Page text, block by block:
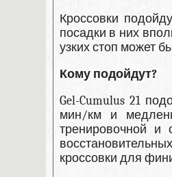
Кроссовки
посадки в них
узких стоп может
Кому подойдут?
Gel-Cumulus 21
мин/км и
тренировочной и
кроссовки для